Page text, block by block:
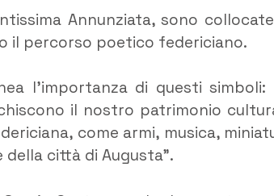
Annunziata, sono
il percorso poetico federiciano.
l’importanza di questi simboli:
il nostro patrimonio
come armi, musica,
città di Augusta”.